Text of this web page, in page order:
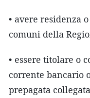
• avere residenza
comuni della
• essere titolare o
corrente bancario
prepagata